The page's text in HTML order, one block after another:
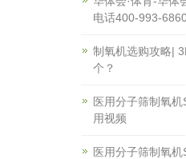
电话400-993-
制氧机选购攻略|
个？
医用分子筛制氧
用视频
医用分子筛制氧